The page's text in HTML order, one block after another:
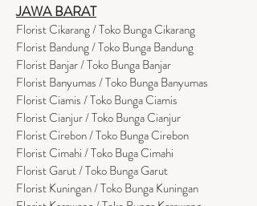
JAWA BARAT
Florist Cikarang/ Toko Bunga Cikarang
Florist Bandung / Toko Bunga Bandung
Florist Banjar / Toko Bunga Banjar
Florist Banyumas / Toko Bunga Banyumas
Florist Ciamis / Toko Bunga Ciamis
Florist Cianjur / Toko Bunga Cianjur
Florist Cirebon / Toko Bunga Cirebon
Florist Cimahi / Toko Buga Cimahi
Florist Garut / Toko Bunga Garut
Florist Kuningan / Toko Bunga Kuningan